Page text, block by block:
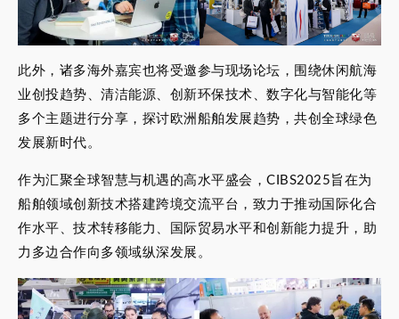
此外，诸多海外嘉宾也将受邀参与现场论坛，围绕休闲航海
业创投趋势、清洁能源、创新环保技术、数字化与智能化等
多个主题进行分享，探讨欧洲船舶发展趋势，共创全球绿色
发展新时代。
作为汇聚全球智慧与机遇的高水平盛会，CIBS2025旨在为
船舶领域创新技术搭建跨境交流平台，致力于推动国际化合
作水平、技术转移能力、国际贸易水平和创新能力提升，助
力多边合作向多领域纵深发展。